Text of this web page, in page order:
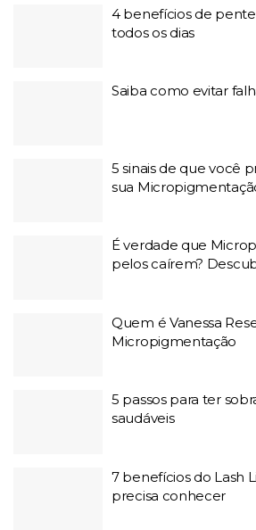
4 benefícios de
todos os dias
Saiba como evitar
5 sinais de que você
sua
É verdade que
pelos caírem?
Quem é Vanessa
Micropigmentação
5 passos para ter
saudáveis
7 benefícios do Lash
precisa conhecer